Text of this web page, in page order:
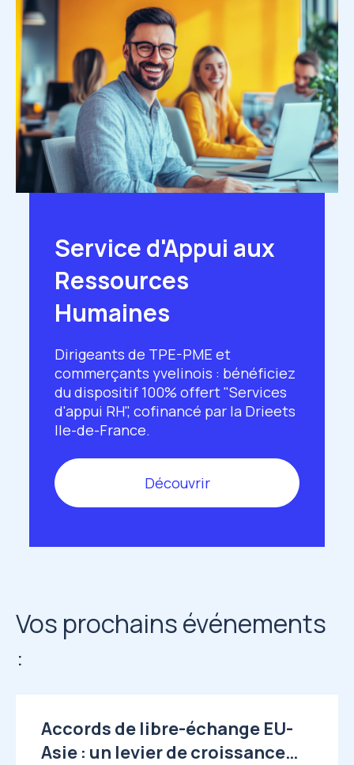
Service d'Appui aux
Ressources
Humaines
Dirigeants de TPE-PME et
commerçants yvelinois : bénéficiez
du dispositif 100% offert "Services
d'appui RH", cofinancé par la Drieets
Ile-de-France.
Découvrir
Vos prochains événements
:
Accords de libre-échange EU-
Asie : un levier de croissance